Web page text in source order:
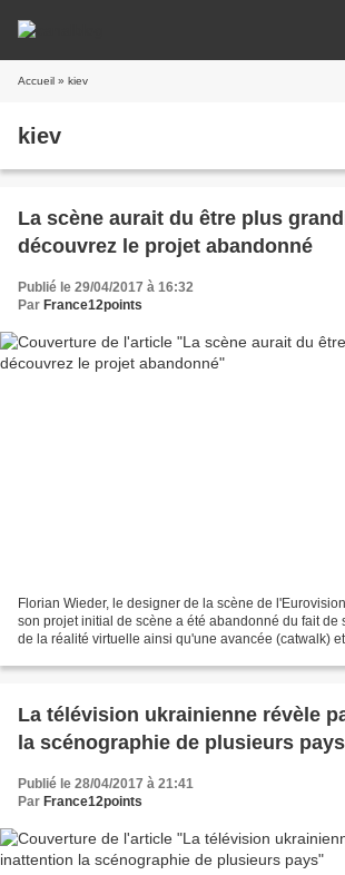
Accueil » kiev
kiev
La scène aurait du être plus
découvrez le projet abandonné
Publié le 29/04/2017 à 16:32
Par France12points
Florian Wieder, le designer de la scène de
son projet initial de scène a été abandonné du fait de
de la réalité virtuelle ainsi qu'une avancée (catwalk)
La télévision ukrainienne révèle
la scénographie de plusieurs pays
Publié le 28/04/2017 à 21:41
Par France12points